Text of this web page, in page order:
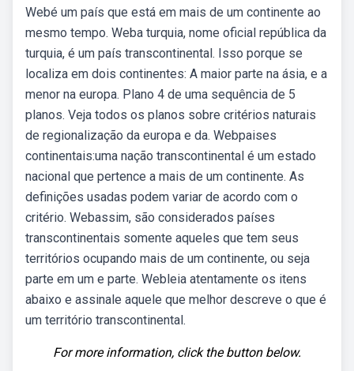
Webé um país que está em mais de um continente ao
mesmo tempo. Weba turquia, nome oficial república da
turquia, é um país transcontinental. Isso porque se
localiza em dois continentes: A maior parte na ásia, e a
menor na europa. Plano 4 de uma sequência de 5
planos. Veja todos os planos sobre critérios naturais
de regionalização da europa e da. Webpaises
continentais:uma nação transcontinental é um estado
nacional que pertence a mais de um continente. As
definições usadas podem variar de acordo com o
critério. Webassim, são considerados países
transcontinentais somente aqueles que tem seus
territórios ocupando mais de um continente, ou seja
parte em um e parte. Webleia atentamente os itens
abaixo e assinale aquele que melhor descreve o que é
um território transcontinental.
For more information, click the button below.